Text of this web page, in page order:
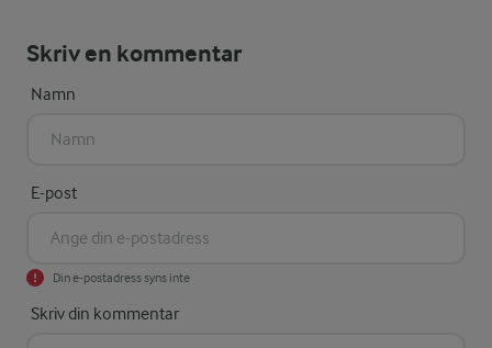
Skriv en kommentar
Namn
E-post
Din e-postadress syns inte
Skriv din kommentar